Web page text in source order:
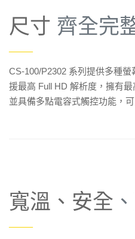
尺寸 齊全完
——
CS-100/P2302 系列提供多種
援最高 Full HD 解析度，擁有最
並具備多點電容式觸控功能，
寬溫、安全
——